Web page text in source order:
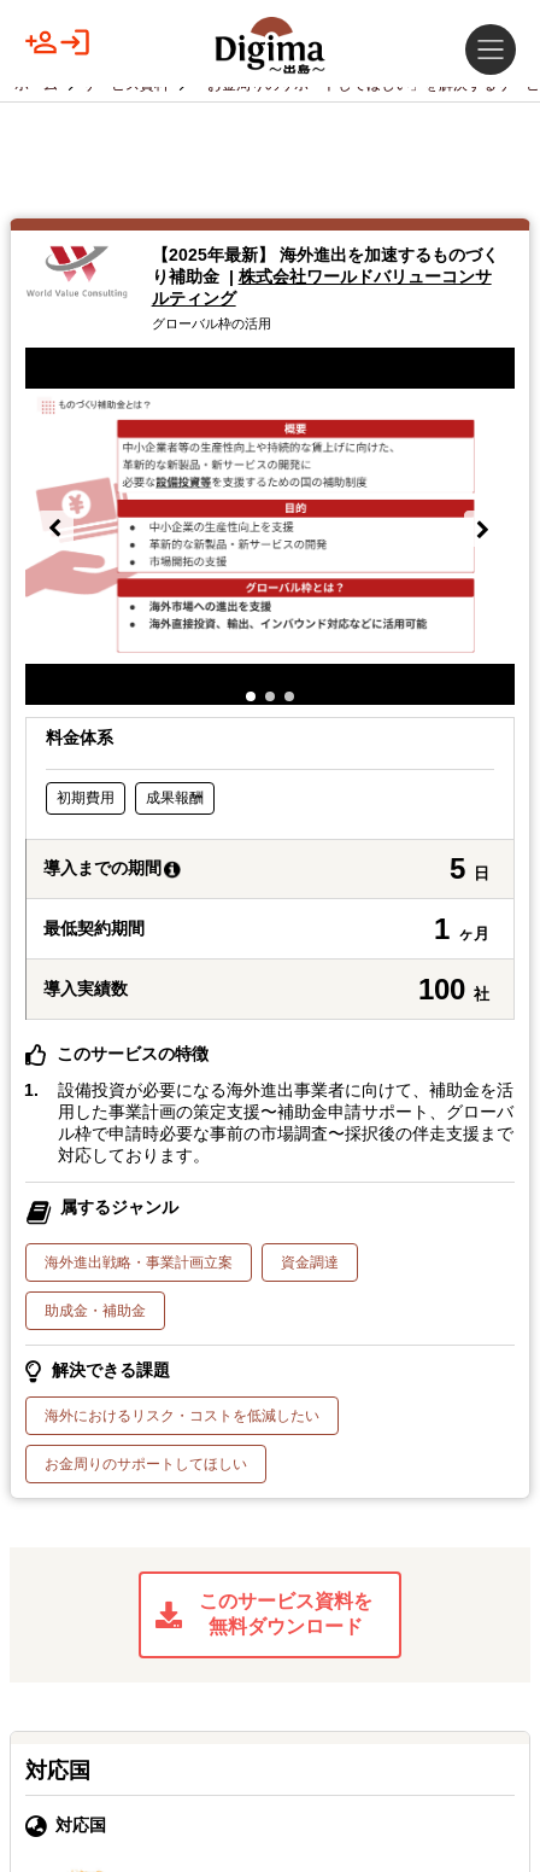
ホーム サービス資料 「お金周りのサポートしてほしい」を解決するサー
【2025年最新】 海外進出を加速するものづく
り補助金 | 株式会社ワールドバリューコンサ
ルティング
グローバル枠の活用
料金体系
初期費用 成果報酬
導入までの期間 5 日
最低契約期間 1 ヶ月
導入実績数 100 社
このサービスの特徴
設備投資が必要になる海外進出事業者に向けて、補助金を活
用した事業計画の策定支援〜補助金申請サポート、グローバ
ル枠で申請時必要な事前の市場調査〜採択後の伴走支援まで
対応しております。
属するジャンル
海外進出戦略・事業計画立案 資金調達
助成金・補助金
解決できる課題
海外におけるリスク・コストを低減したい
お金周りのサポートしてほしい
このサービス資料を
無料ダウンロード
対応国
対応国